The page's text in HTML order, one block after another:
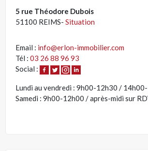
5 rue Théodore Dubois
51100 REIMS-Situation
Email : info@erlon-immobilier.com
Tél :03 26 88 96 93
Social :
Lundi au vendredi : 9h00-12h30 /
Samedi : 9h00-12h00 / après-midi sur